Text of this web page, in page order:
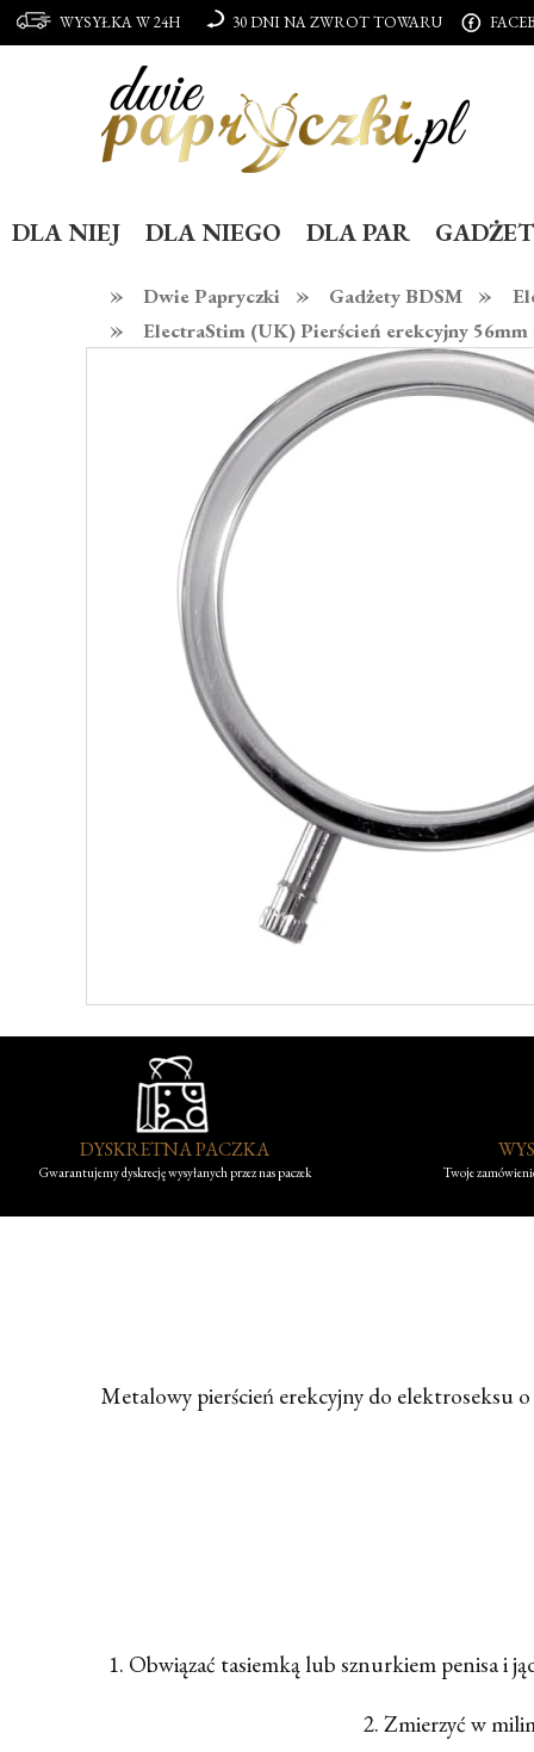
DLA NIEJ DLA NIEGO DLA PAR
»
Dwie Papryczki » Gadżety BDSM »
» ElectraStim (UK) Pierścień erekcyjny
WYSYŁKA W 24H 30 DNI NA ZWROT TOWARU
DYSKRETNA PACZKA
Gwarantujemy dyskrecję wysyłanych przez nas paczek
Twoje
Metalowy pierścień erekcyjny do elektroseksu o
1. Obwiązać tasiemką lub sznurkiem penisa i
2. Zmierzyć w